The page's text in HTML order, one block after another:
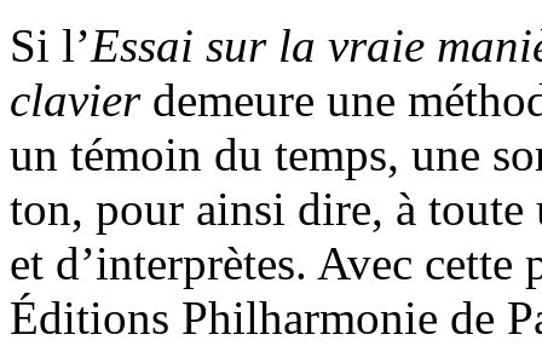
Si l’Essai sur la vraie
clavier demeure une
un témoin du temps, une
ton, pour ainsi dire, à toute
et d’interprètes. Avec
Éditions Philharmonie de